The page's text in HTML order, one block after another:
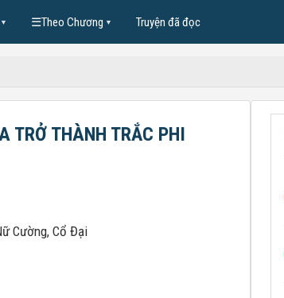
▼ ☰Theo Chương ▼ Truyện đã đọc
TRỞ THÀNH TRẮC PHI
Cường, Cổ Đại